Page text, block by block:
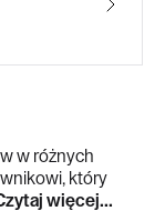
w różnych
który
więcej...